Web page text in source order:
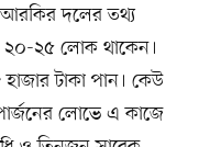
আরকির দলের তথ্য
২০-২৫ লোক থাকেন।
টাকা পান। কেউ
লোভে এ কাজে